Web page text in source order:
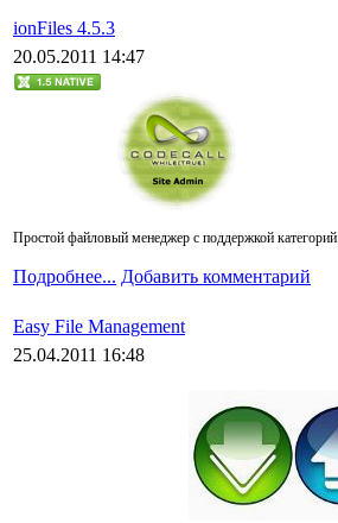
ionFiles 4.5.3
20.05.2011 14:47
Простой файловый менеджер с поддержкой категорий.
Подробнее... Добавить комментарий
Easy File Management
25.04.2011 16:48